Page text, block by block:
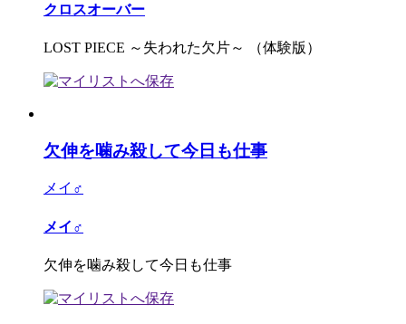
クロスオーバー
LOST PIECE ～失われた欠片～ （体験版）
欠伸を噛み殺して今日も仕事
メイ♂
メイ♂
欠伸を噛み殺して今日も仕事